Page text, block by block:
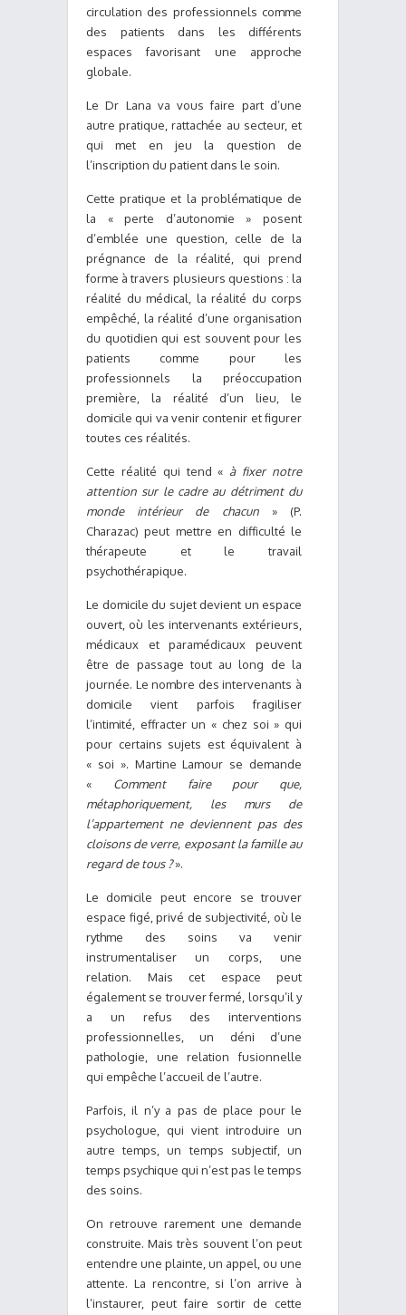
circulation des professionnels comme
des patients dans les différents
espaces favorisant une approche
globale.
Le Dr Lana va vous faire part d’une
autre pratique, rattachée au secteur, et
qui met en jeu la question de
l’inscription du patient dans le soin.
Cette pratique et la problématique de
la « perte d’autonomie » posent
d’emblée une question, celle de la
prégnance de la réalité, qui prend
forme à travers plusieurs questions : la
réalité du médical, la réalité du corps
empêché, la réalité d’une organisation
du quotidien qui est souvent pour les
patients comme pour les
professionnels la préoccupation
première, la réalité d’un lieu, le
domicile qui va venir contenir et figurer
toutes ces réalités.
Cette réalité qui tend « à fixer notre
attention sur le cadre au détriment du
monde intérieur de chacun» (P.
Charazac) peut mettre en difficulté le
thérapeute et le travail
psychothérapique.
Le domicile du sujet devient un espace
ouvert, où les intervenants extérieurs,
médicaux et paramédicaux peuvent
être de passage tout au long de la
journée. Le nombre des intervenants à
domicile vient parfois fragiliser
l’intimité, effracter un « chez soi » qui
pour certains sujets est équivalent à
« soi ». Martine Lamour se demande
« Comment faire pour que,
métaphoriquement, les murs de
l’appartement ne deviennent pas des
cloisons de verre, exposant la famille au
regard de tous ?».
Le domicile peut encore se trouver
espace figé, privé de subjectivité, où le
rythme des soins va venir
instrumentaliser un corps, une
relation. Mais cet espace peut
également se trouver fermé, lorsqu’il y
a un refus des interventions
professionnelles, un déni d’une
pathologie, une relation fusionnelle
qui empêche l’accueil de l’autre.
Parfois, il n’y a pas de place pour le
psychologue, qui vient introduire un
autre temps, un temps subjectif, un
temps psychique qui n’est pas le temps
des soins.
On retrouve rarement une demande
construite. Mais très souvent l’on peut
entendre une plainte, un appel, ou une
attente. La rencontre, si l’on arrive à
l’instaurer, peut faire sortir de cette